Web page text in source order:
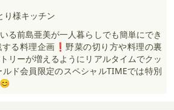
り様キッチン
る前島亜美が一人暮らしでも簡単にでき
る料理企画❗野菜の切り方や料理の裏
リーが増えるようにリアルタイムでクッ
ド会員限定のスペシャルTIMEでは特別